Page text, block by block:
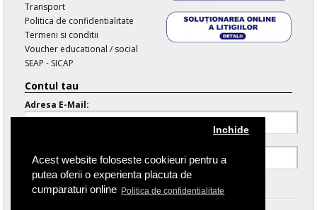
Acest website foloseste cookieuri pentru a
putea oferii o experienta placuta de
cumparaturi online Politica de confidentialitate
Inchide
Transport
Politica de confidentialitate
Termeni si conditii
Voucher educational / social
SEAP - SICAP
Contul tau
Adresa E-Mail:
Parola Uitata